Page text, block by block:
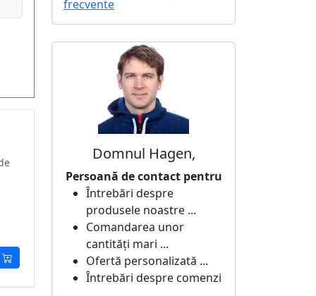
frecvente
Domnul Hagen,
Persoană de contact pentru
Întrebări despre
produsele noastre ...
Comandarea unor
cantități mari ...
Ofertă personalizată ...
Întrebări despre comenzi